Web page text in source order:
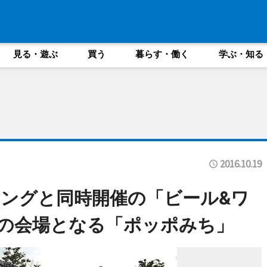
見る・遊ぶ 買う 暮らす・働く 学ぶ・知る
2016.10.19
グと同時開催の「ビール&ワ
会場となる「ポッポみち」